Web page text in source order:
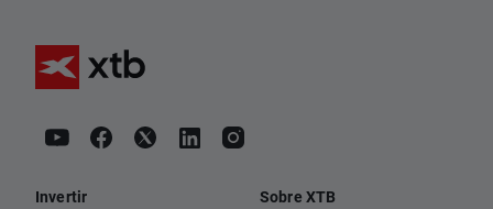
Invertir Sobre XTB